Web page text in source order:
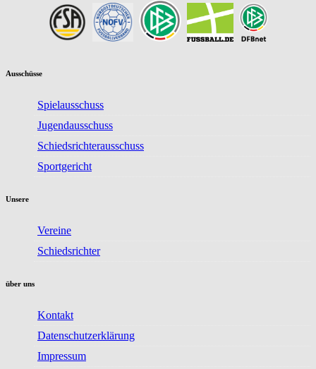
Ausschüsse
Spielausschuss
Jugendausschuss
Schiedsrichterausschuss
Sportgericht
Unsere
Vereine
Schiedsrichter
über uns
Kontakt
Datenschutzerklärung
Impressum